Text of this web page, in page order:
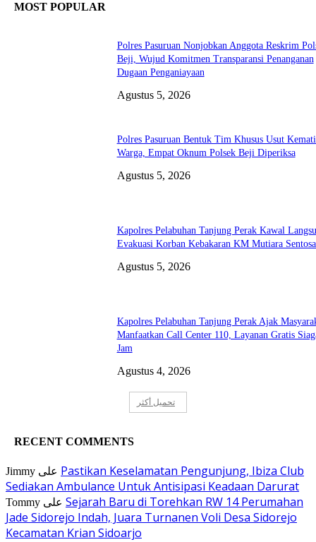
MOST POPULAR
Polres Pasuruan Nonjobkan Anggota Reskrim
Beji, Wujud Komitmen Transparansi Penanganan
Dugaan Penganiayaan
Agustus 5, 2026
Polres Pasuruan Bentuk Tim Khusus Usut
Warga, Empat Oknum Polsek Beji Diperiksa
Agustus 5, 2026
Kapolres Pelabuhan Tanjung Perak Kawal
Evakuasi Korban Kebakaran KM Mutiara
Agustus 5, 2026
Kapolres Pelabuhan Tanjung Perak Ajak
Manfaatkan Call Center 110, Layanan Gratis
Jam
Agustus 4, 2026
تحميل أكثر
RECENT COMMENTS
Jimmy
Pastikan Keselamatan Pengunjung, Ibiza Club
Sediakan Ambulance Untuk Antisipasi Keadaan Darurat
Tommy
Sejarah Baru di Torehkan RW 14 Perumahan
Jade Sidorejo Indah, Juara Turnanen Voli Desa Sidorejo
Kecamatan Krian Sidoarjo